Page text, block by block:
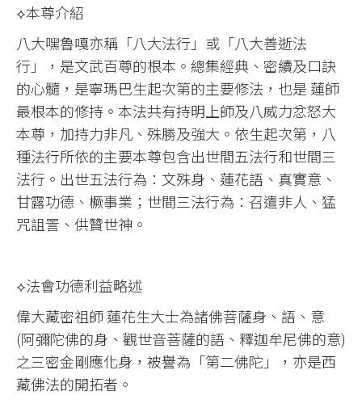
⟡本尊介紹
八大嘿魯嘎亦稱「八大法行」或「八大善逝法
行」，是文武百尊的根本。總集經典、密續及口訣
的心髓，是寧瑪巴生起次第的主要修法，也是 蓮師
最根本的修持。本法共有持明上師及八威力忿怒大
本尊，加持力非凡、殊勝及強大。依生起次第，八
種法行所依的主要本尊包含出世間五法行和世間三
法行。出世五法行為：文殊身、蓮花語、真實意、
甘露功德、橛事業；世間三法行為：召遣非人、猛
咒詛詈、供贊世神。
⟡法會功德利益略述
偉大藏密祖師 蓮花生大士為諸佛菩薩身、語、意
(阿彌陀佛的身、觀世音菩薩的語、釋迦牟尼佛的意)
之三密金剛應化身，被譽為「第二佛陀」，亦是西
藏佛法的開拓者。